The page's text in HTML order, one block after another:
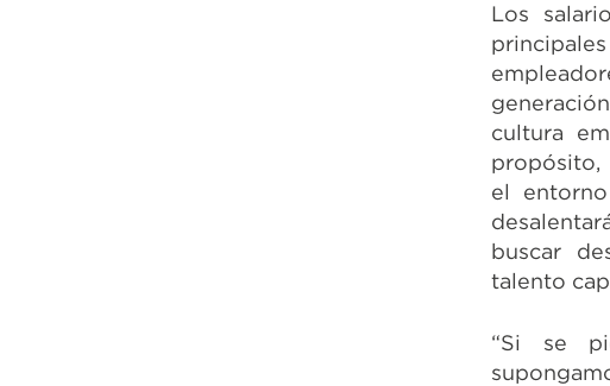
Los
cultura
propósito,
el
buscar
talento
“Si se